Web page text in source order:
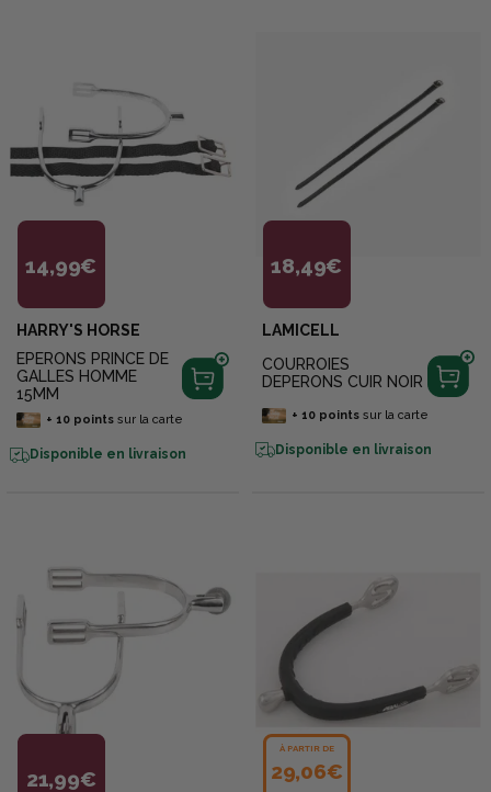
14,99€
HARRY'S HORSE
EPERONS PRINCE DE
GALLES HOMME
15MM
+ 10pointssur la carte
Disponible en livraison
18,49€
LAMICELL
COURROIES
DEPERONS CUIR NOIR
+ 10pointssur la carte
Disponible en livraison
21,99€
À PARTIR DE
29,06€